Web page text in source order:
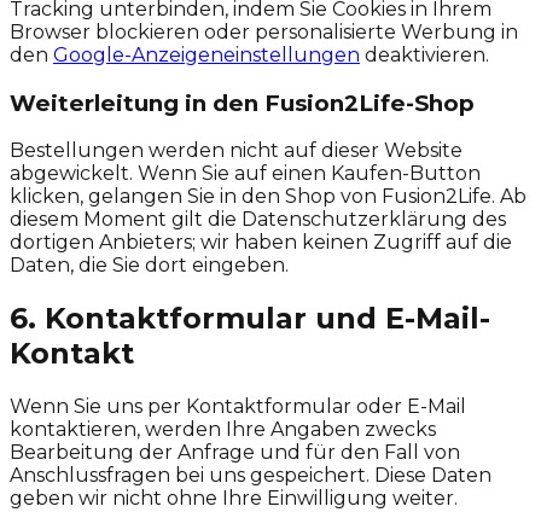
Tracking unterbinden, indem Sie Cookies in Ihrem
Browser blockieren oder personalisierte Werbung in
den Google-Anzeigeneinstellungen deaktivieren.
Weiterleitung in den Fusion2Life-Shop
Bestellungen werden nicht auf dieser Website
abgewickelt. Wenn Sie auf einen Kaufen-Button
klicken, gelangen Sie in den Shop von Fusion2Life. Ab
diesem Moment gilt die Datenschutzerklärung des
dortigen Anbieters; wir haben keinen Zugriff auf die
Daten, die Sie dort eingeben.
6. Kontaktformular und E-Mail-
Kontakt
Wenn Sie uns per Kontaktformular oder E-Mail
kontaktieren, werden Ihre Angaben zwecks
Bearbeitung der Anfrage und für den Fall von
Anschlussfragen bei uns gespeichert. Diese Daten
geben wir nicht ohne Ihre Einwilligung weiter.